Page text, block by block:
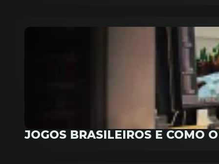
JOGOS BRASILEIROS E COMO